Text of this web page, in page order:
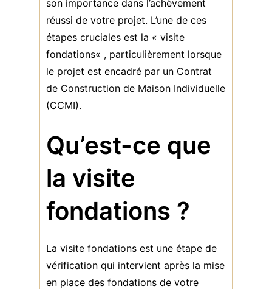
son importance dans l’achèvement
réussi de votre projet. L’une de ces
étapes cruciales est la « visite
fondations« , particulièrement lorsque
le projet est encadré par un Contrat
de Construction de Maison Individuelle
(CCMI).
Qu’est-ce que
la visite
fondations ?
La visite fondations est une étape de
vérification qui intervient après la mise
en place des fondations de votre